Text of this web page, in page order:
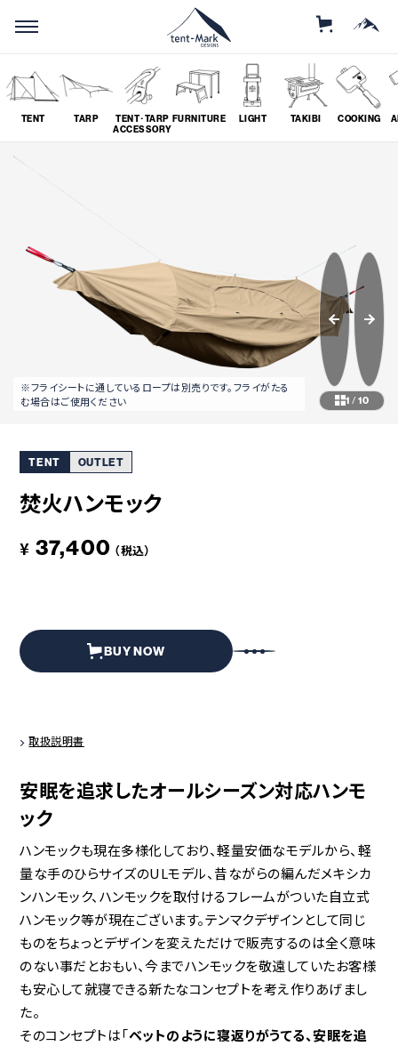
STORE
MOUNTAIN
TENT
TARP
TENT･TARP
ACCESSORY
FURNITURE LIGHT TAKIBI COOKING
ソロ
# SOLO # GROUP
ツーリング 料理
# COOKING
コラボレーション
革道
ABOUT US
INFORMATION CONTACT
1 /10
※フライシートに通しているロープは別売りです。フライがたる
む場合はご使用ください
TENT OUTLET
焚火ハンモック
¥ 37,400 （税込）
BUY NOW
取扱説明書
安眠を追求したオールシーズン対応ハンモ
ック
ハンモックも現在多様化しており、軽量安価なモデルから、軽
量な手のひらサイズのULモデル、昔ながらの編んだメキシカ
ンハンモック、ハンモックを取付けるフレームがついた自立式
ハンモック等が現在ございます。テンマクデザインとして同じ
ものをちょっとデザインを変えただけで販売するのは全く意味
のない事だとおもい、今までハンモックを敬遠していたお客様
も安心して就寝できる新たなコンセプトを考え作りあげまし
た。
そのコンセプトは「ベットのように寝返りがうてる、安眠を追